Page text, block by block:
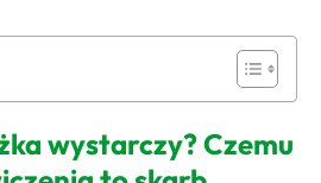
wystarczy? Czemu